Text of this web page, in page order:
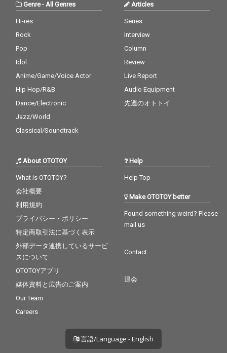
Genre-All Genres
Hi-res
Rock
Pop
Idol
Anime/Game/Voice Actor
Hip Hop/R&B
Dance/Electronic
Jazz/World
Classical/Soundtrack
Articles
Series
Interview
Column
Review
Live Report
Audio Equipment
先週のオトトイ
About OTOTOY
What is OTOTOY?
会社概要
利用規約
プライバシー・ポリシー
特定商取引法に基づく表示
外部データ連携しているサービ
スについて
OTOTOYアプリ
媒体資料と広告のご案内
Our Team
Careers
Help
Help Top
Make OTOTOY better
Found something weird? Please
mail us
Contact
退会
言語/Language - English